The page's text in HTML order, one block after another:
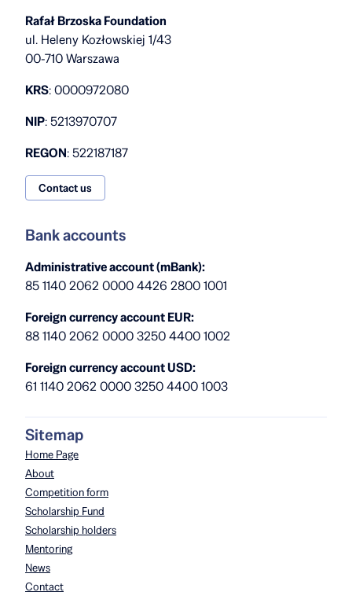
Rafał Brzoska Foundation
ul. Heleny Kozłowskiej 1/43
00-710 Warszawa
KRS: 0000972080
NIP: 5213970707
REGON: 522187187
Contact us
Bank accounts
Administrative account (mBank):
85 1140 2062 0000 4426 2800 1001
Foreign currency account EUR:
88 1140 2062 0000 3250 4400 1002
Foreign currency account USD:
61 1140 2062 0000 3250 4400 1003
Sitemap
Home Page
About
Competition form
Scholarship Fund
Scholarship holders
Mentoring
News
Contact